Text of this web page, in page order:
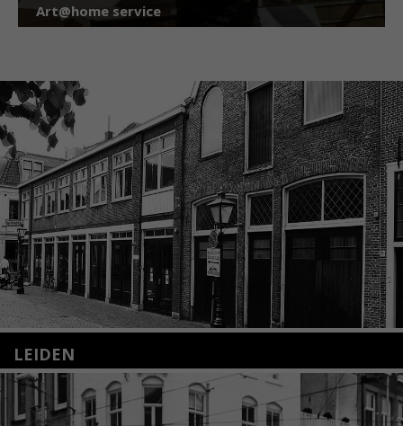
Art@home service
LEIDEN
Nieuwstraat 35
2312 KA Leiden
+31(0)71 – 52 84 480